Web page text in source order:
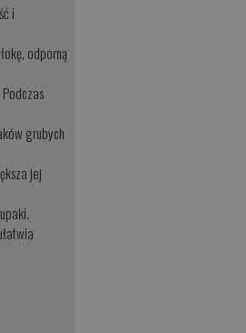
i
odporną
grubych
jej